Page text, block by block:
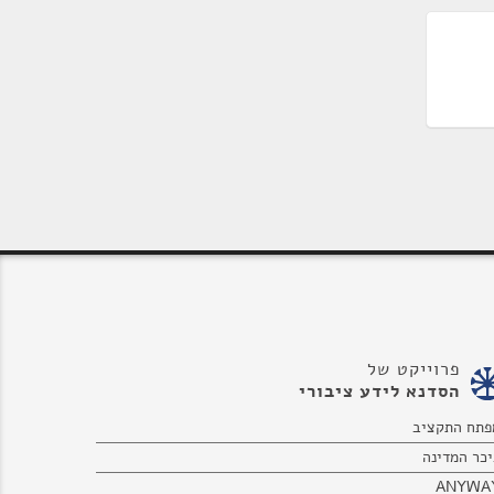
פרוייקט של
הסדנא לידע ציבורי
התקציב
המדינה